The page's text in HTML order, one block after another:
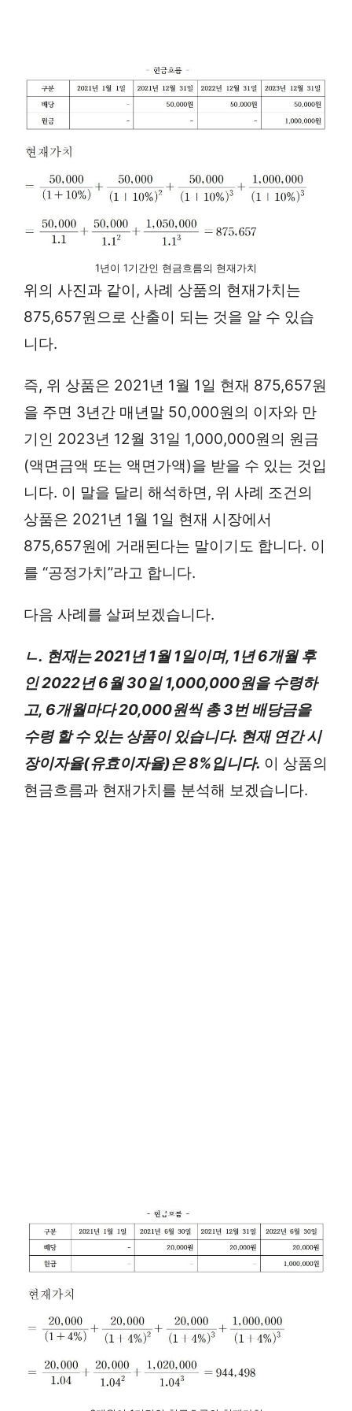
1년이 1기간인 현금흐름의 현재가치
위의 사진과 같이, 사례 상품의 현재가치는
875,657원으로 산출이 되는 것을 알 수 있습
니다.
즉, 위 상품은 2021년 1월 1일 현재 875,657원
을 주면 3년간 매년말 50,000원의 이자와 만
기인 2023년 12월 31일 1,000,000원의 원금
(액면금액 또는 액면가액)을 받을 수 있는 것입
니다. 이 말을 달리 해석하면, 위 사례 조건의
상품은 2021년 1월 1일 현재 시장에서
875,657원에 거래된다는 말이기도 합니다. 이
를 “공정가치”라고 합니다.
다음 사례를 살펴보겠습니다.
ㄴ. 현재는 2021년 1월 1일이며, 1년 6개월 후
인 2022년 6월 30일 1,000,000원을 수령하
고, 6개월마다 20,000원씩 총 3번 배당금을
수령 할 수 있는 상품이 있습니다. 현재 연간 시
장이자율(유효이자율)은 8%입니다. 이 상품의
현금흐름과 현재가치를 분석해 보겠습니다.